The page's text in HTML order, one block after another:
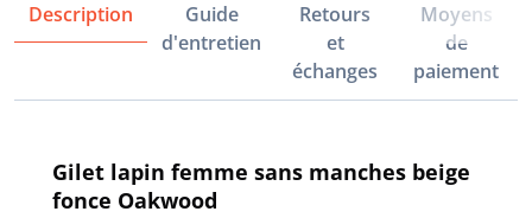
Description
Guide
d'entretien
Retours
et
échanges
Moyens
de
paiement
Gilet lapin femme sans manches beige
fonce Oakwood